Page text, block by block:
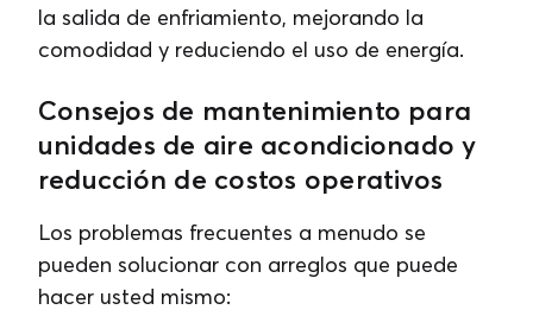
la salida de enfriamiento, mejorando la
comodidad y reduciendo el uso de energía.
Consejos de mantenimiento para
unidades de aire acondicionado y
reducción de costos operativos
Los problemas frecuentes a menudo se
pueden solucionar con arreglos que puede
hacer usted mismo: